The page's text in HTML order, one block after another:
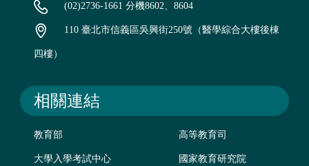
(02)2736-1661 分機8602、8604
110 臺北市信義區吳興街250號（醫學綜合大樓後棟
四樓）
相關連結
教育部 高等教育司
大學入學考試中心 國家教育研究院